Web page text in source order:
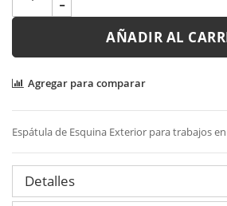
AÑADIR AL
Agregar para comparar
Espátula de Esquina Exterior para trabajos
Detalles